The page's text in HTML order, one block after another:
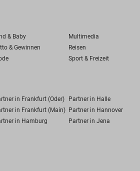
& Baby
Multimedia
& Gewinnen
Reisen
Sport & Freizeit
in Frankfurt (Oder) Partner in Halle
in Frankfurt (Main) Partner in Hannover
in Hamburg Partner in Jena